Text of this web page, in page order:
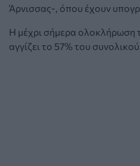
Άρνισσας-, όπου έχουν
Η μέχρι σήμερα ολοκλήρωση
αγγίζει το 57% του